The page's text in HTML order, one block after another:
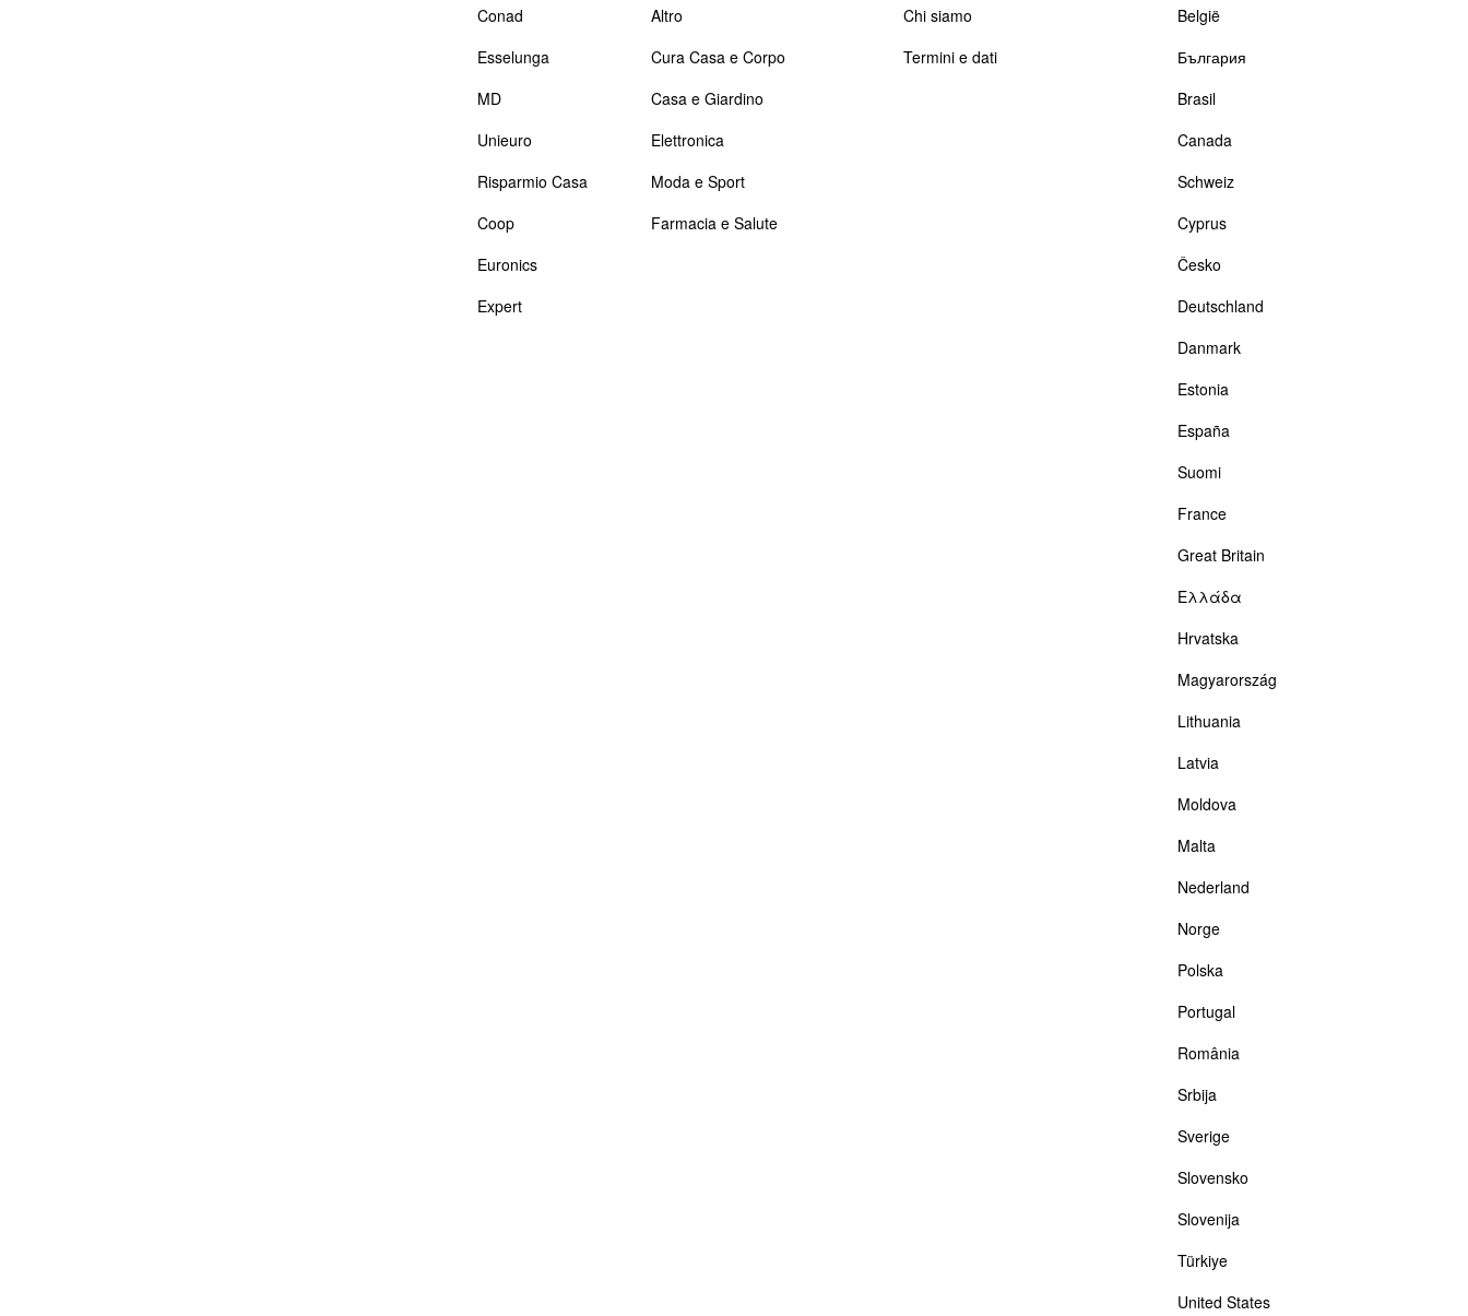
Conad
Esselunga
MD
Unieuro
Risparmio Casa
Coop
Euronics
Expert
Altro
Cura Casa e Corpo
Casa e Giardino
Elettronica
Moda e Sport
Farmacia e Salute
Chi siamo
Termini e dati
België
България
Brasil
Canada
Schweiz
Cyprus
Česko
Deutschland
Danmark
Estonia
España
Suomi
France
Great Britain
Ελλάδα
Hrvatska
Magyarország
Lithuania
Latvia
Moldova
Malta
Nederland
Norge
Polska
Portugal
România
Srbija
Sverige
Slovensko
Slovenija
Türkiye
United States